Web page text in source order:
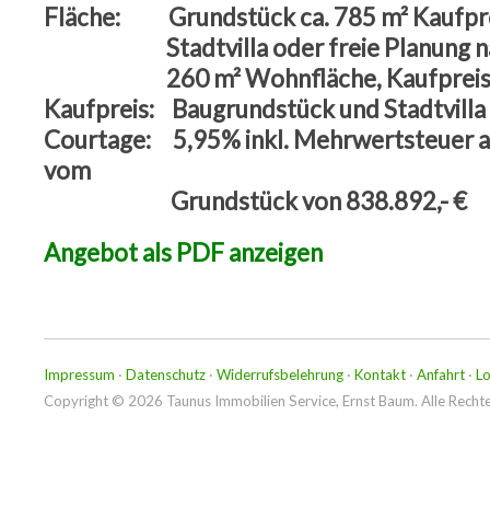
Fläche: Grundstück ca. 785 m²
Stadtvilla oder freie Planung
260 m² Wohnfläche, Kaufpreis
Kaufpreis: Baugrundstück und Stadtvilla
Courtage: 5,95% inkl. Mehrwertsteuer
vom
Grundstück von 838.892,- €
Angebot als PDF anzeigen
Impressum · Datenschutz · Widerrufsbelehrung · Kontakt · Anfahrt ·
Copyright © 2026 Taunus Immobilien Service, Ernst Baum. Alle